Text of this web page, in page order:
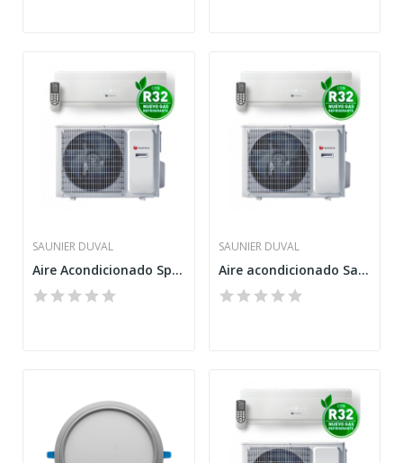
SAUNIER DUVAL
Aire Acondicionado Split Saunier Duval SDH...
SAUNIER DUVAL
Aire acondicionado Saunier Duval SDH19-050NW